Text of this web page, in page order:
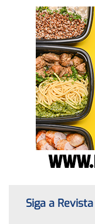
Siga a